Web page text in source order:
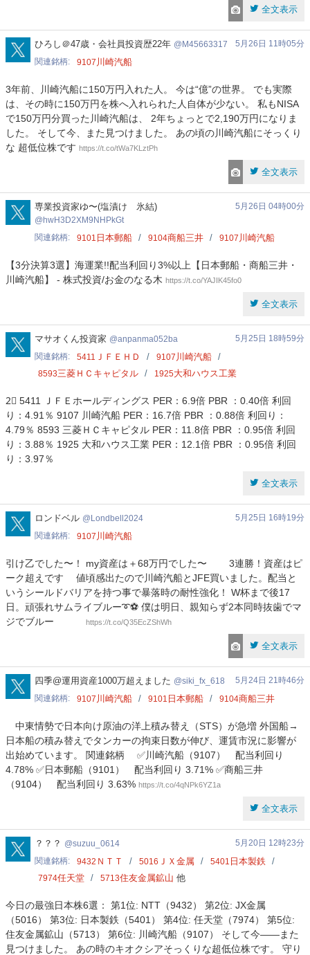
全文表示
M45663317
ひろし＠47歳・会社員投資歴22年 M45663317
5月26日 11時05分
関連銘柄
9107 川崎汽船
3年前、川崎汽船に150万円入れた人。 今は“億”の世界。 でも実際
は、その時に150万円を株へ入れられた人自体が少ない。 私もNISA
で150万円分買った川崎汽船は、 2年ちょっとで2,190万円になりま
した。 そして今、また見つけました。 あの頃の川崎汽船にそっくり
な 超低位株です https://t.co/tWa7KLztPh
全文表示
hwH3D2XM9NHPkGt
専業投資家ゆ〜(塩漬け 氷結)
hwH3D2XM9NHPkGt
5月26日 04時00分
関連銘柄 9101 日本郵船 9104商船三井 9107 川崎汽船
【3分決算3選】海運業!!配当利回り3%以上【日本郵船・商船三井・
川崎汽船】 - 株式投資/お金のなる木 https://t.co/YAJIK45fo0
全文表示
anpanma052ba
マサオくん投資家 anpanma052ba
5月25日 18時59分
関連銘柄
5411 ＪＦＥＨＤ 9107 川崎汽船
8593三菱ＨＣキャピタル 1925大和ハウス工業
2⃣ 5411 ＪＦＥホールディングス PER：6.9倍 PBR ：0.40倍 利回
り：4.91％ 9107 川崎汽船 PER：16.7倍 PBR ：0.88倍 利回り：
4.79％ 8593 三菱ＨＣキャピタル PER：11.8倍 PBR ：0.95倍 利回
り：3.88％ 1925 大和ハウス工業 PER：12.1倍 PBR ：0.95倍 利回
り：3.97％
全文表示
Londbell2024
ロンドベル Londbell2024
5月25日 16時19分
関連銘柄
9107 川崎汽船
引け乙でした〜！ my資産は＋68万円でした〜 3連勝！資産はピ
ーク超えです 値頃感出たので川崎汽船とJFE買いました。配当と
いうシールドバリアを持つ事で暴落時の耐性強化！ W杯まで後17
日。頑張れサムライブルー➰⚽️ 僕は明日、親知らず2本同時抜歯でマ
ジでブルー
https://t.co/Q35EcZShWh
全文表示
siki_fx_618
四季@運用資産1000万超えました siki_fx_618
5月24日 21時46分
関連銘柄
9107 川崎汽船 9101 日本郵船 9104商船三井
中東情勢で日本向け原油の洋上積み替え（STS）が急増 外国船→
日本船の積み替えでタンカーの拘束日数が伸び、運賃市況に影響が
出始めています。 関連銘柄 ✅川崎汽船（9107） 配当利回り
4.78% ✅日本郵船（9101） 配当利回り 3.71% ✅商船三井
（9104） 配当利回り 3.63% https://t.co/4qNPk6YZ1a
全文表示
suzuu_0614
？？？ suzuu_0614
5月20日 12時23分
関連銘柄
9432 ＮＴＴ 5016 ＪＸ金属 5401 日本製鉄
7974任天堂 5713住友金属鉱山 他
今日の最強日本株6選： 第1位: NTT（9432） 第2位: JX金属
（5016） 第3位: 日本製鉄（5401） 第4位: 任天堂（7974） 第5位:
住友金属鉱山（5713） 第6位: 川崎汽船（9107） そして今——また
見つけました。 あの時のキオクシアそっくりな超低位株です。 守り